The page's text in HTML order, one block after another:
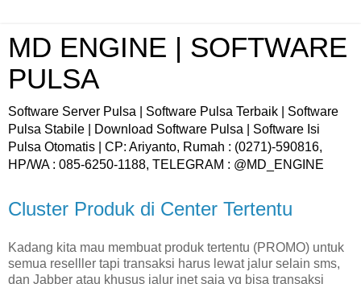
MD ENGINE | SOFTWARE
PULSA
Software Server Pulsa | Software Pulsa Terbaik | Software
Pulsa Stabile | Download Software Pulsa | Software Isi
Pulsa Otomatis | CP: Ariyanto, Rumah : (0271)-590816,
HP/WA : 085-6250-1188, TELEGRAM : @MD_ENGINE
Cluster Produk di Center Tertentu
Kadang kita mau membuat produk tertentu (PROMO) untuk
semua reselller tapi transaksi harus lewat jalur selain sms,
dan Jabber atau khusus jalur inet saja yg bisa transaksi